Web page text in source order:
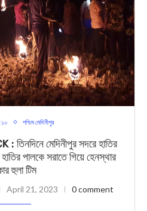
১০ পশ্চিম মেদিনীপুর
মেদিনীপুর সদরে হাতির
পালকে সরাতে গিয়ে হেনস্থার
হুলা টিম
April 21, 2023 0 comment